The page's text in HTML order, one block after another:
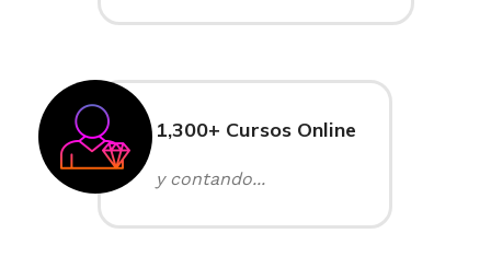
1,300+ Cursos Online
y contando...